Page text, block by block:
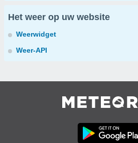
Het weer op uw website
Weerwidget
Weer-API